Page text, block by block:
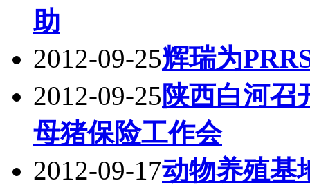
助
2012-09-25辉瑞为
2012-09-25陕西白河召
母猪保险工作会
2012-09-17动物养殖基